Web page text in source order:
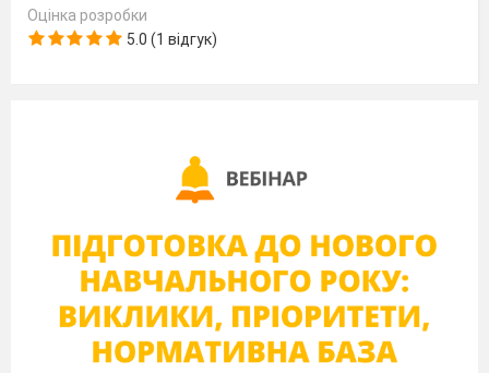
Оцінка розробки
5.0 (1 відгук)